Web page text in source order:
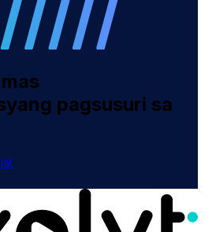
pagsusuri sa